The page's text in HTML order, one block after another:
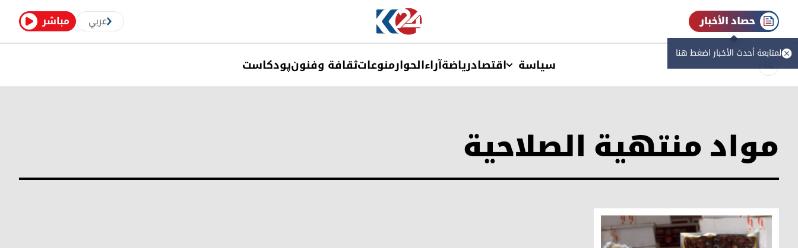
مباشر عربي حصاد الأخبار
لمتابعة أحدث الأخبار اضغط هنا
سیاسة اقتصادریاضةآراءالحوارمنوعاتثقافة وفنونپودکاست
مواد منتهية الصلاحية